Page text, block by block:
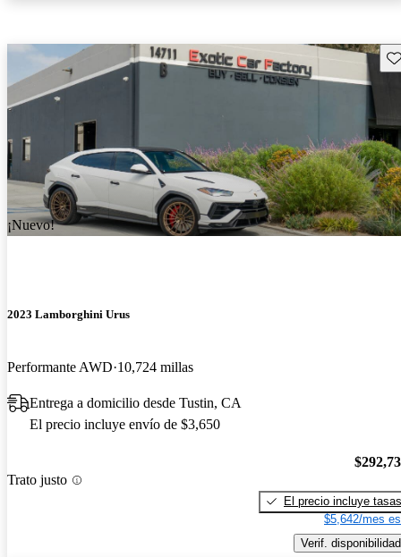
¡Nuevo!
2023 Lamborghini Urus
Performante AWD 10,724 millas
Entrega a domicilio desde Tustin, CA
El precio incluye envío de $3,650
Trato justo
El precio incluye tasas
$5,642/mes
Verif. disponibilidad